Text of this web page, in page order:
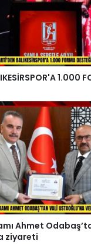
1.000
Ahmet
ziyareti